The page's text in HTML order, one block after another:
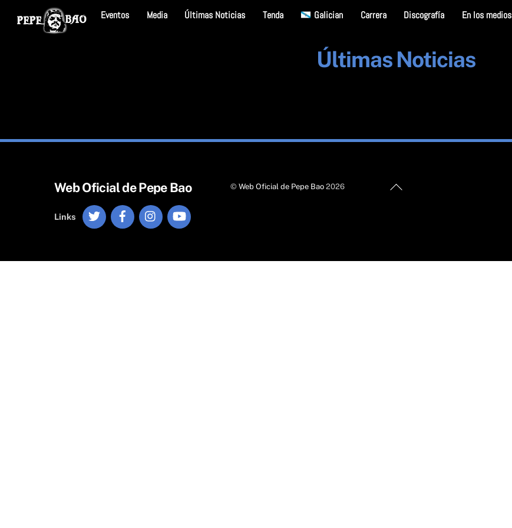
Eventos Media Últimas Noticias Tenda Galician Carrera Discografía En los medios
Últimas Noticias
Back
Web Oficial de Pepe Bao
Links
Twitter FacebookInstagram
©Web Oficial de Pepe Bao 2026